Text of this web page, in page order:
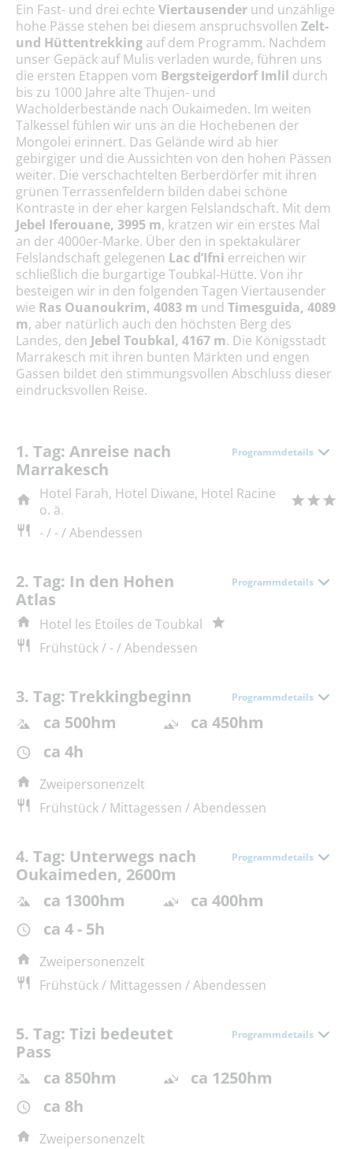
Ein Fast- und drei echte Viertausender und unzählige
hohe Pässe stehen bei diesem anspruchsvollen Zelt-
und Hüttentrekking auf dem Programm. Nachdem
unser Gepäck auf Mulis verladen wurde, führen uns
die ersten Etappen vom Bergsteigerdorf Imlil durch
bis zu 1000 Jahre alte Thujen- und
Wacholderbestände nach Oukaimeden. Im weiten
Talkessel fühlen wir uns an die Hochebenen der
Mongolei erinnert. Das Gelände wird ab hier
gebirgiger und die Aussichten von den hohen Pässen
weiter. Die verschachtelten Berberdörfer mit ihren
grünen Terrassenfeldern bilden dabei schöne
Kontraste in der eher kargen Felslandschaft. Mit dem
Jebel Iferouane, 3995 m, kratzen wir ein erstes Mal
an der 4000er-Marke. Über den in spektakulärer
Felslandschaft gelegenen Lac d’Ifni erreichen wir
schließlich die burgartige Toubkal-Hütte. Von ihr
besteigen wir in den folgenden Tagen Viertausender
wie Ras Ouanoukrim, 4083 m und Timesguida, 4089
m, aber natürlich auch den höchsten Berg des
Landes, den Jebel Toubkal, 4167 m. Die Königsstadt
Marrakesch mit ihren bunten Märkten und engen
Gassen bildet den stimmungsvollen Abschluss dieser
eindrucksvollen Reise.
1. Tag: Anreise nach
Marrakesch
Programmdetails
Hotel Farah, Hotel Diwane, Hotel Racine
o. ä.
- / - / Abendessen
2. Tag: In den Hohen
Atlas
Programmdetails
Hotel les Etoiles de Toubkal
Frühstück / - / Abendessen
3. Tag: Trekkingbeginn Programmdetails
ca 500hm
ca 450hm
ca 4h
Zweipersonenzelt
Frühstück / Mittagessen / Abendessen
4. Tag: Unterwegs nach
Oukaimeden, 2600m
Programmdetails
ca 1300hm
ca 400hm
ca 4 - 5h
Zweipersonenzelt
Frühstück / Mittagessen / Abendessen
5. Tag: Tizi bedeutet
Pass
Programmdetails
ca 850hm
ca 1250hm
ca 8h
Zweipersonenzelt